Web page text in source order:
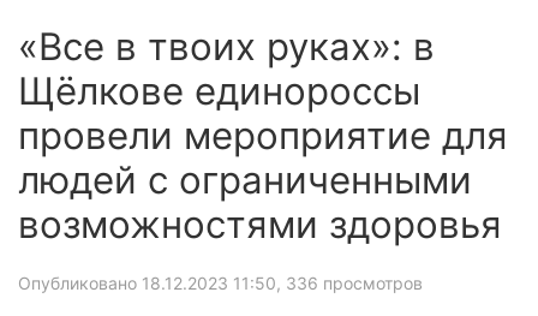
«Все в твоих руках»: в
Щёлкове единороссы
провели мероприятие для
людей с ограниченными
возможностями здоровья
Опубликовано 18.12.2023 11:50, 336 просмотров